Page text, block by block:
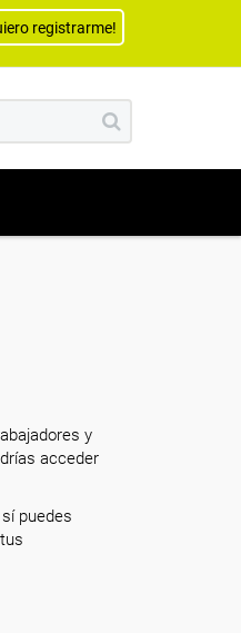
registrarme!
y
acceder
puedes